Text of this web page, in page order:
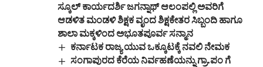
ಸ್ಕೂಲ್ ಕಾರ್ಯದರ್ಶಿ ಜಗನ್ನಾಥ್ ಆಲಂಪಲ್ಲಿ ಅವರಿಗೆ
ಆಡಳಿತ ಮಂಡಳಿ ಶಿಕ್ಷಕ ವೃಂದ ಶಿಕ್ಷಕೇತರ ಸಿಬ್ಬಂದಿ ಹಾಗೂ
ಶಾಲಾ ಮಕ್ಕಳಿಂದ ಅಭೂತಪೂರ್ವ ಸನ್ಮಾನ
ಕರ್ನಾಟಕ ರಾಜ್ಯ ಯುವ ಒಕ್ಕೂಟಕ್ಕೆ ನವಲಿ ನೇಮಕ
ಸಂಗಾಪುರದ ಕೆರೆಯ ನಿರ್ವಹಣೆಯನ್ನು ಗ್ರಾ.ಪಂ ಗೆ